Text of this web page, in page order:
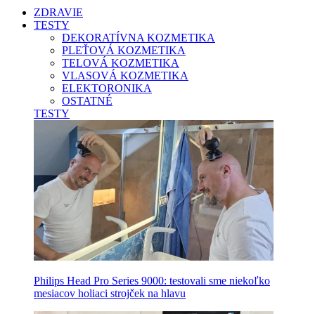
ZDRAVIE
TESTY
DEKORATÍVNA KOZMETIKA
PLEŤOVÁ KOZMETIKA
TELOVÁ KOZMETIKA
VLASOVÁ KOZMETIKA
ELEKTORONIKA
OSTATNÉ
TESTY
Philips Head Pro Series 9000: testovali sme niekoľko
mesiacov holiaci strojček na hlavu